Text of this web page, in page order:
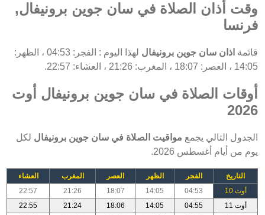
وقت أذان الصلاة في سان جوين برونيفال,
فرنسا
قائمة اذان سان جوين برونيفال
لهذا اليوم : الفجر: 04:53 ، الظهر:
14:05 ، العصر: 18:07 ، المغرب: 21:26 ، العشاء: 22:57.
أوقات الصلاة في سان جوين برونيفال أوت
2026
الجدول التالي يجمع مواقيت الصلاة في سان جوين برونيفال لكل
يوم من أيام أغسطس 2026.
التاريخ الفجر الظهر العصر المغرب
العشاء
أوت 10
04:53
14:05
18:07
21:26
22:57
أوت 11
04:55
14:05
18:06
21:24
22:55